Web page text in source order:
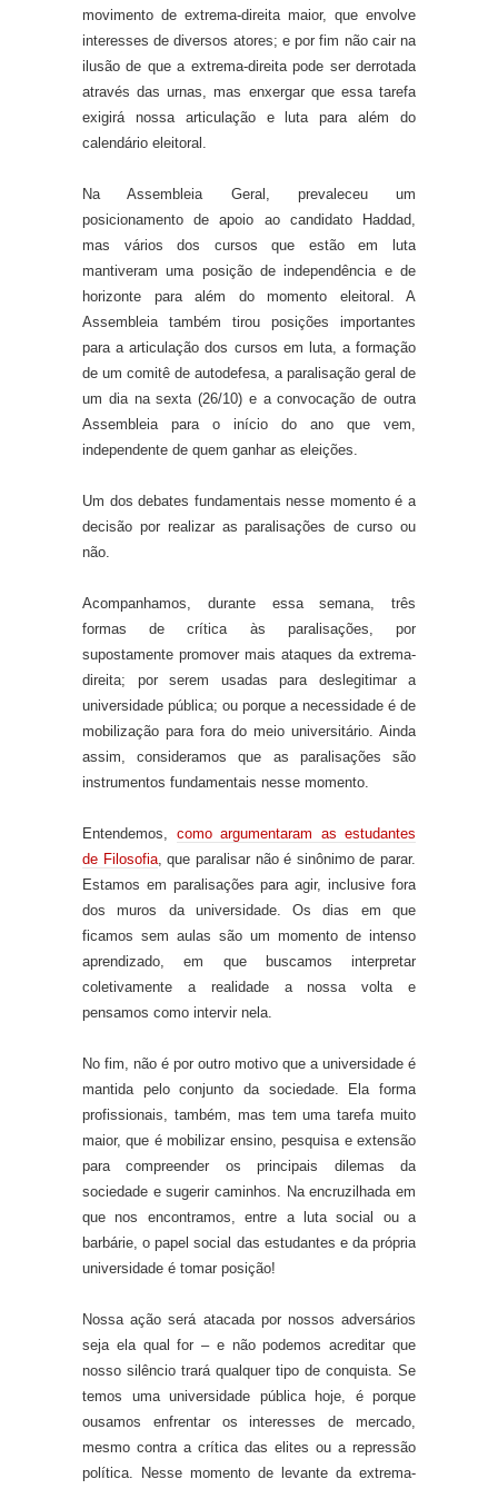
movimento de extrema-direita maior, que envolve
interesses de diversos atores; e por fim não cair na
ilusão de que a extrema-direita pode ser derrotada
através das urnas,mas enxergarque essa tarefa
exigirá nossa articulação e luta para além do
calendário eleitoral.
Na Assembleia Geral, prevaleceu um
posicionamento de apoio ao candidato Haddad,
mas vários dos cursos que estão em luta
mantiveram uma posição de independência e de
horizonte para além do momento eleitoral. A
Assembleia também tirou posições importantes
para aarticulação dos cursos em luta, a formação
de um comitê de autodefesa, a paralisação geral de
um dia na sexta (26/10) ea convocação de outra
Assembleia para o início do ano que vem,
independente de quem ganhar as eleições.
Um dos debates fundamentais nesse momento é a
decisão por realizar as paralisaçõesde curso ou
não.
Acompanhamos, durante essa semana, três
formas de crítica às paralisações, por
supostamente promover mais ataques da extrema-
direita; porserem usadas para deslegitimar a
universidade pública; ou porque a necessidade é de
mobilização para fora do meio universitário. Ainda
assim, consideramos que as paralisações são
instrumentos fundamentais nesse momento.
Entendemos, como argumentaram as estudantes
de Filosofia, que paralisar não é sinônimo de parar.
Estamos em paralisações para agir, inclusive fora
dos muros da universidade. Os dias em que
ficamos sem aulas são um momento de intenso
aprendizado, em que buscamos interpretar
coletivamente a realidade a nossa volta e
pensamos como intervir nela.
No fim, não é por outro motivo que a universidade é
mantida pelo conjunto da sociedade.
Ela forma
profissionais, também, mas tem uma tarefa muito
maior, que é mobilizar ensino, pesquisa e extensão
para compreender os principais dilemas da
sociedade e sugerir caminhos. Na encruzilhada em
que nos encontramos, entre a luta social ou a
barbárie, o papel social das estudantes e da própria
universidade é tomar posição!
Nossa ação será atacada por nossosadversários
seja ela qual for – e não podemos acreditar que
nosso silêncio trará qualquer tipo de conquista. Se
temos uma universidade pública hoje, é porque
ousamos enfrentar os interesses de mercado,
mesmo contraa crítica das elites ou a repressão
política. Nesse momento de levante da extrema-